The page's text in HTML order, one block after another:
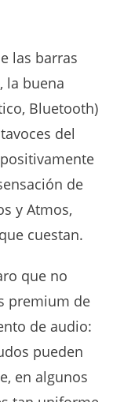
las barras
la buena
Bluetooth)
del
de
y Atmos,
cuestan.
que no
premium de
de audio:
pueden
en algunos